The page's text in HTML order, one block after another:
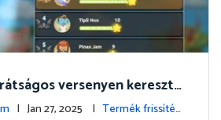
versenyen keresztü
a matematika
| Jan 27, 2025 | Termék frissítés